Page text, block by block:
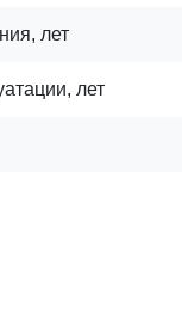
лет
лет